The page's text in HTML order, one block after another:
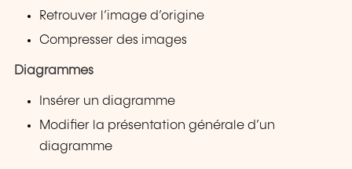
Retrouver l’image d’origine
Compresser des images
Diagrammes
Insérer un diagramme
Modifier la présentation générale d’un
diagramme